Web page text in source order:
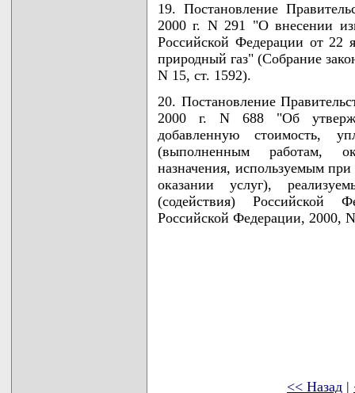
19. Постановление
2000 г. N 291 "О внесении
Российской Федерации от 22
природный газ" (Собрание
N 15, ст. 1592).
20. Постановление
2000 г. N 688 "Об
добавленную стоимость,
(выполненным работам,
назначения, используемым
оказании услуг),
(содействия) Российской
Российской Федерации, 2000,
<< Назад |